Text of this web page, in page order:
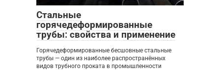
Стальные
горячедеформированные
трубы: свойства и применение
Горячедеформированные бесшовные стальные
трубы — один из наиболее распространённых
видов трубного проката в промышленности